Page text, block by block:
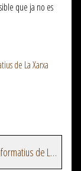
que ja no es
de La Xarxa
Veure més episodis del programa Butlletins informatius de La Xarxa